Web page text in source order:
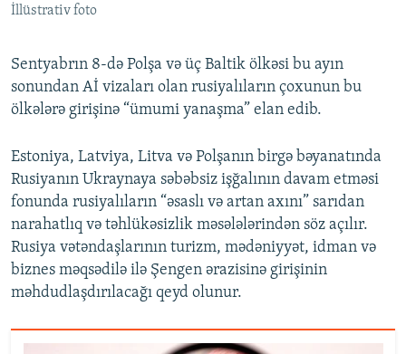
AZADLIQRADIOSU MOBIL TELEFONUNUZDA
XƏBƏR BÜLLETENLƏRIMIZ
RFE/RL-in bütün saytları
İllüstrativ foto
Sentyabrın 8-də Polşa və üç Baltik ölkəsi bu ayın
sonundan Aİ vizaları olan rusiyalıların çoxunun bu
ölkələrə girişinə “ümumi yanaşma” elan edib.
Estoniya, Latviya, Litva və Polşanın birgə bəyanatında
Rusiyanın Ukraynaya səbəbsiz işğalının davam etməsi
fonunda rusiyalıların “əsaslı və artan axını” sarıdan
narahatlıq və təhlükəsizlik məsələlərindən söz açılır.
Rusiya vətəndaşlarının turizm, mədəniyyət, idman və
biznes məqsədilə ilə Şengen ərazisinə girişinin
məhdudlaşdırılacağı qeyd olunur.